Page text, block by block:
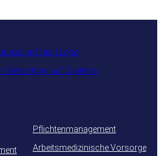
Pflichtenmanagement
Arbeitsmedizinische Vorsorge